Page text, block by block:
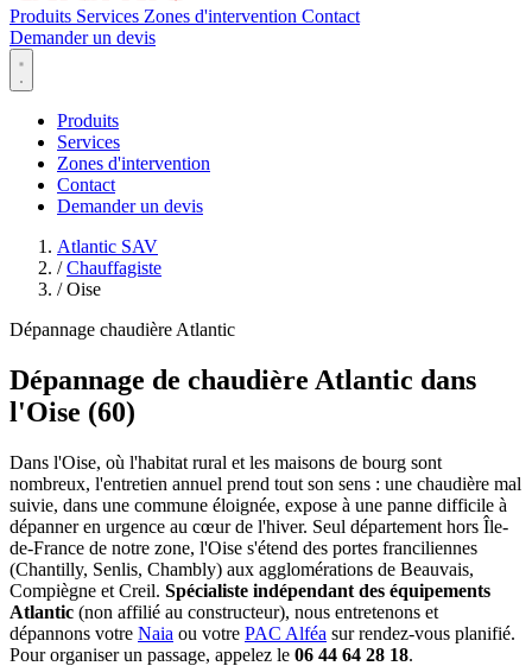
Produits Services Zones d'intervention Contact
Demander un devis
Produits
Services
Zones d'intervention
Contact
Demander un devis
Atlantic SAV
/ Chauffagiste
/ Oise
Dépannage chaudière Atlantic
Dépannage de chaudière Atlantic dans
l'Oise (60)
Dans l'Oise, où l'habitat rural et les maisons de bourg sont
nombreux, l'entretien annuel prend tout son sens : une chaudière mal
suivie, dans une commune éloignée, expose à une panne difficile à
dépanner en urgence au cœur de l'hiver. Seul département hors Île-
de-France de notre zone, l'Oise s'étend des portes franciliennes
(Chantilly, Senlis, Chambly) aux agglomérations de Beauvais,
Compiègne et Creil. Spécialiste indépendant des équipements
Atlantic (non affilié au constructeur), nous entretenons et
dépannons votre Naia ou votre PAC Alféa sur rendez-vous planifié.
Pour organiser un passage, appelez le 06 44 64 28 18.